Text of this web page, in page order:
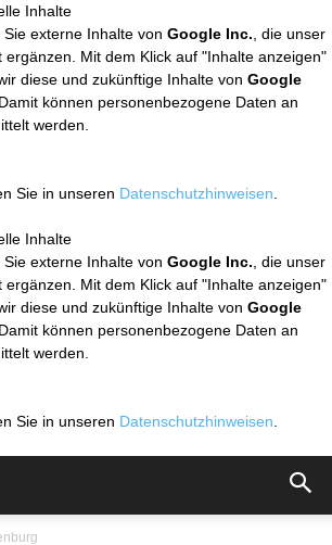
Inhalte
externe Inhalte von Google Inc. , die unser
ergänzen. Mit dem Klick auf "Inhalte anzeigen"
diese und zukünftige Inhalte von Google
können personenbezogene Daten an
werden.
Sie in unseren Datenschutzhinweisen
Inhalte
externe Inhalte von Google Inc. , die unser
ergänzen. Mit dem Klick auf "Inhalte anzeigen"
diese und zukünftige Inhalte von Google
können personenbezogene Daten an
werden.
Sie in unseren Datenschutzhinweisen